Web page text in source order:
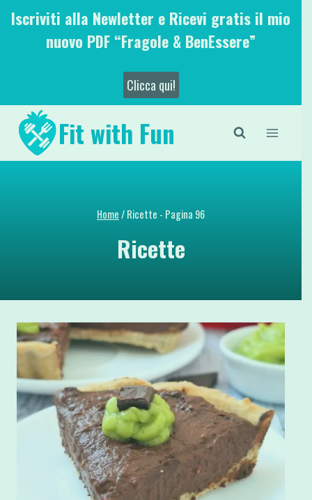
SaltaIscriviti alla Newletter e Ricevi gratis il mio
nuovo PDF “Fragole & BenEssere”
Clicca qui!
Fit with Fun
Home/Ricette - Pagina 96
Ricette